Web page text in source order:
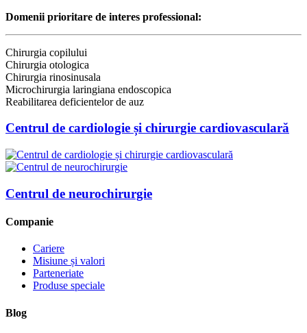
Domenii prioritare de interes professional:
Chirurgia copilului
Chirurgia otologica
Chirurgia rinosinusala
Microchirurgia laringiana endoscopica
Reabilitarea deficientelor de auz
Centrul de cardiologie și chirurgie cardiovasculară
Centrul de neurochirurgie
Companie
Cariere
Misiune și valori
Parteneriate
Produse speciale
Blog